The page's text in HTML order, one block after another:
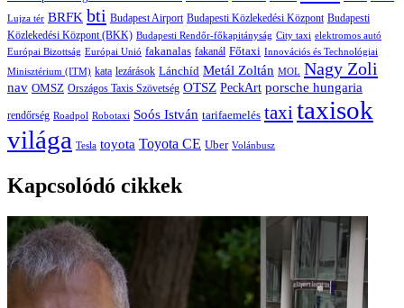
Lujza tér BRFK bti Budapest Airport Budapesti Közlekedési Központ Budapesti
Közlekedési Központ (BKK) Budapesti Rendőr-főkapitányság City taxi elektromos autó
Európai Bizottság Európai Unió fakanalas fakanál Főtaxi Innovációs és Technológiai
Minisztérium (ITM) kata lezárások Lánchíd Metál Zoltán MOL Nagy Zoli
nav OMSZ Országos Taxis Szövetség OTSZ PeckArt porsche hungaria
rendőrség Roadpol Robotaxi Soós István tarifaemelés taxitaxisok
világa Tesla toyota Toyota CE Uber Volánbusz
Kapcsolódó cikkek